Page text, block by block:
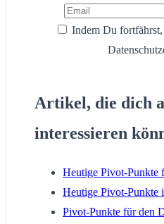
Indem Du
Artikel, die dich
interessieren
Heutige Pivot-Punkte
Heutige Pivot-
Pivot-Punkte für den